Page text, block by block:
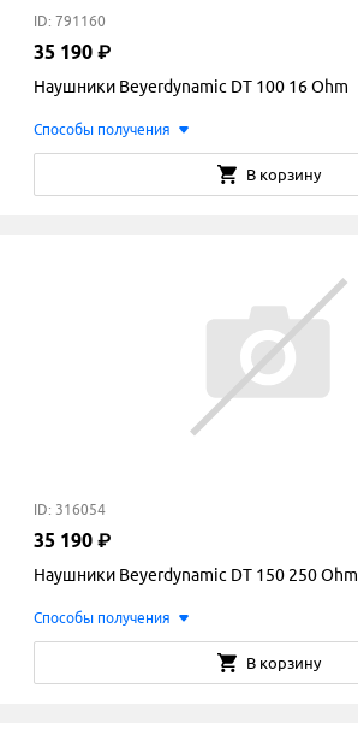
ID: 791160
35 190 ₽
Наушники Beyerdynamic DT 100 16 Ohm
Способы получения
В корзину
ID: 316054
35 190 ₽
Наушники Beyerdynamic DT 150 250 Ohm
Способы получения
В корзину